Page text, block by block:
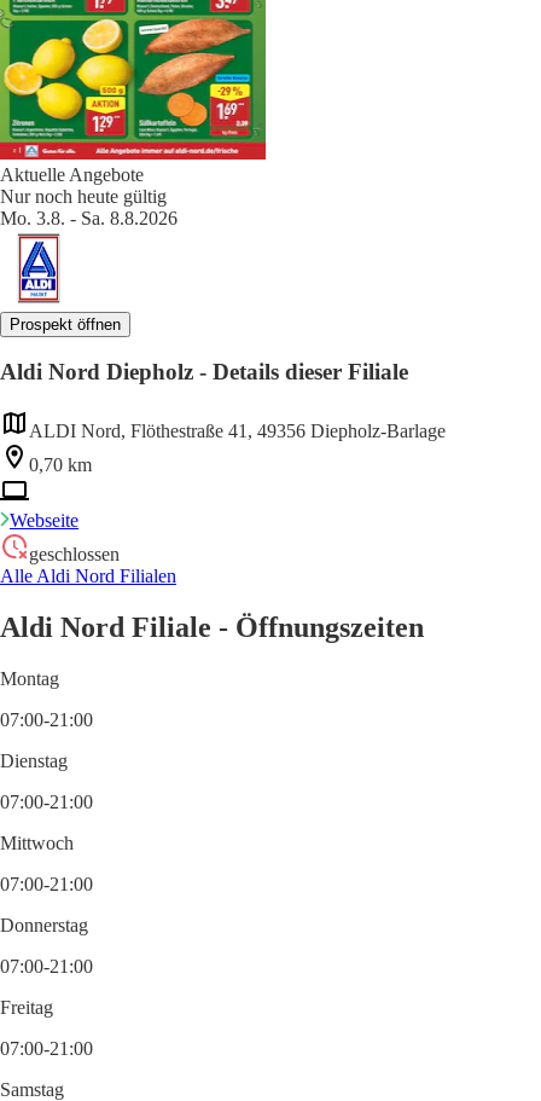
Aktuelle Angebote
Nur noch heute gültig
Mo. 3.8. - Sa. 8.8.2026
Prospekt öffnen
Aldi Nord Diepholz - Details dieser Filiale
ALDI Nord, Flöthestraße 41, 49356 Diepholz-Barlage
0,70 km
Webseite
geschlossen
Alle Aldi Nord Filialen
Aldi Nord Filiale - Öffnungszeiten
Montag
07:00-21:00
Dienstag
07:00-21:00
Mittwoch
07:00-21:00
Donnerstag
07:00-21:00
Freitag
07:00-21:00
Samstag